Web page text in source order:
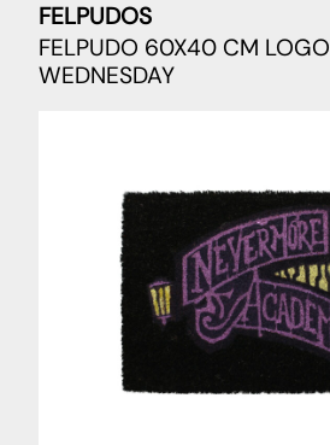
FELPUDOS
FELPUDO 60X40 CM LOGO
WEDNESDAY